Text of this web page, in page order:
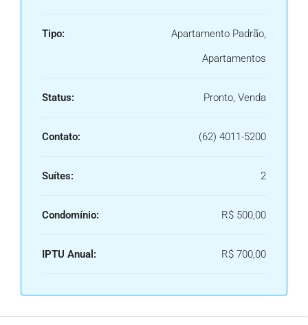
Tipo:
Apartamento Padrão,
Apartamentos
Status: Pronto, Venda
Contato: (62) 4011-5200
Suítes: 2
Condomínio: R$ 500,00
IPTU Anual: R$ 700,00